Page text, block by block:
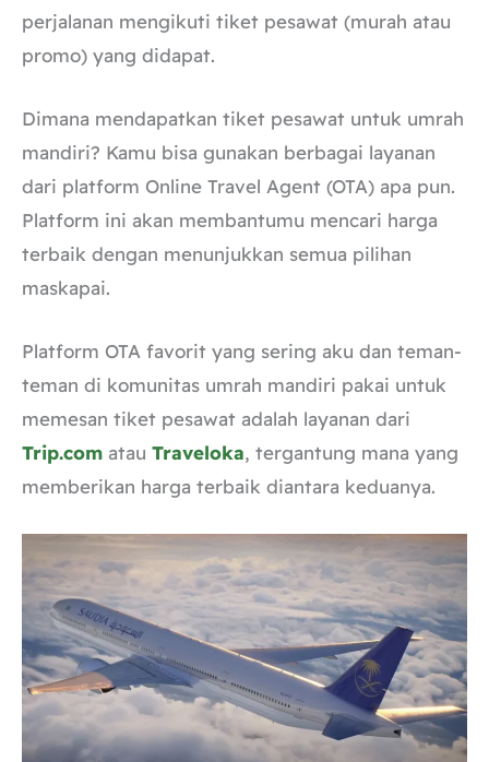
perjalanan mengikuti tiket pesawat (murah atau
promo) yang didapat.
Dimana mendapatkan tiket pesawat untuk umrah
mandiri? Kamu bisa gunakan berbagai layanan
dari platform Online Travel Agent (OTA) apa pun.
Platform ini akan membantumu mencari harga
terbaik dengan menunjukkan semua pilihan
maskapai.
Platform OTA favorit yang sering aku dan teman-
teman di komunitas umrah mandiri pakai untuk
memesan tiket pesawat adalah layanan dari
Trip.com atau Traveloka, tergantung mana yang
memberikan harga terbaik diantara keduanya.